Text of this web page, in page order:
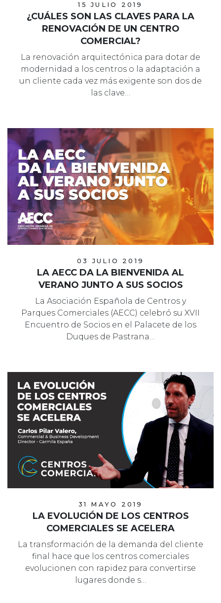
15 JULIO 2019
¿CUÁLES SON LAS CLAVES PARA LA
RENOVACIÓN DE UN CENTRO
COMERCIAL?
La renovación arquitectónica para dotar de
modernidad a los centros o la adaptación a
un cliente cada vez más exigente son dos de
las clave…
03 JULIO 2019
LA AECC DA LA BIENVENIDA AL
VERANO JUNTO A SUS SOCIOS
La Asociación Española de Centros y
Parques Comerciales (AECC) celebró su XVII
Encuentro de Socios en el Palacete de los
Duques de Pastrana…
31 MAYO 2019
LA EVOLUCIÓN DE LOS CENTROS
COMERCIALES SE ACELERA
La transformación de la demanda del cliente
final hace que los centros comerciales
evolucionen con rapidez para convertirse
lugares donde s…